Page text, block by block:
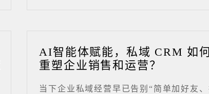
AI智能体赋能，私域 CRM 如
重塑企业销售和运营？
当下企业私域经营早已告别“简单加好友